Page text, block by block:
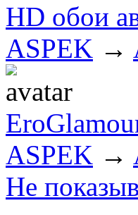
HD обои
ASPEK →
ASPEK →
Не